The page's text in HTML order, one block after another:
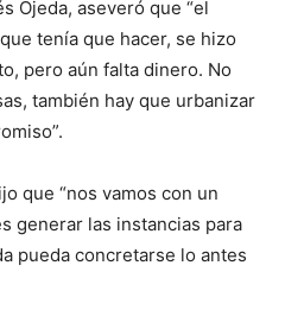
Ojeda, aseveró que “el
tenía que hacer, se hizo
pero aún falta dinero. No
también hay que urbanizar
que “nos vamos con un
generar las instancias para
pueda concretarse lo antes